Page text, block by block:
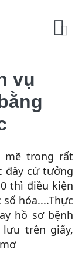
vụ
mẽ trong rất
đây cứ tưởng
thì điều kiện
hóa....Thực
hồ sơ bệnh
trên giấy,